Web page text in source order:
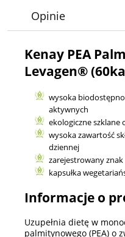
Opinie
Kenay PEA
Levagen®
wysoka
aktywnych
ekologiczne szklane
wysoka zawartość
dziennej
zarejestrowany
kapsułka
Informacje o
Uzupełnia dietę w
palmitynowego (PEA) o